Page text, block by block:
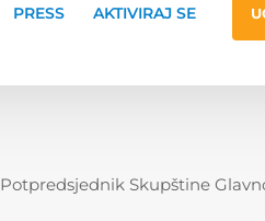
PRESS AKTIVIRAJ SE
Potpredsjednik Skupštine